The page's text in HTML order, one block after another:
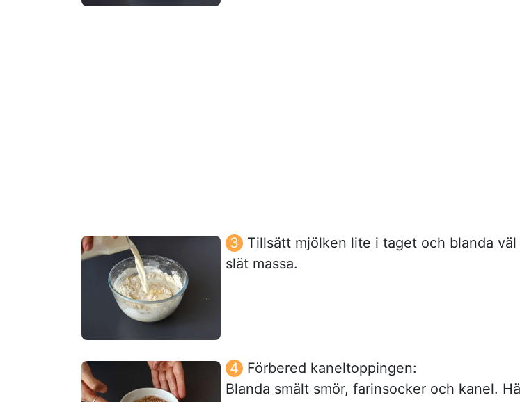
Tillsätt mjölken lite i taget och blanda
slät massa.
Förbered kaneltoppingen:
Blanda smält smör, farinsocker och kanel.